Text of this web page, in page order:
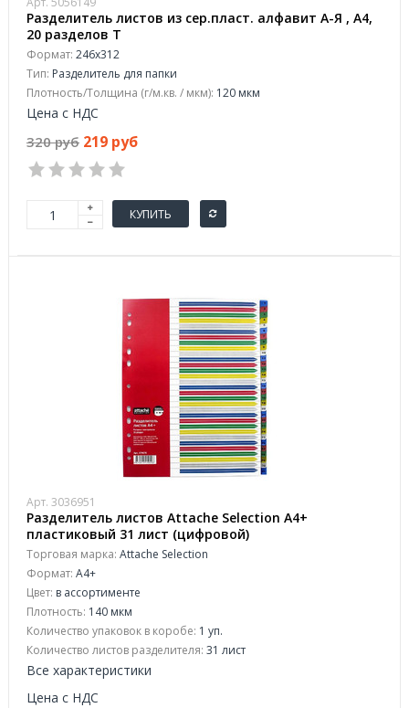
Разделитель листов из сер.пласт. алфавит А-Я , А4,
20 разделов Т
Формат: 246x312
Тип: Разделитель для папки
Плотность/Толщина (г/м.кв. / мкм): 120 мкм
Цена с НДС
320 руб 219 руб
КУПИТЬ
Арт. 3036951
Разделитель листов Attache Selection А4+
пластиковый 31 лист (цифровой)
Торговая марка: Attache Selection
Формат: A4+
Цвет: в ассортименте
Плотность: 140 мкм
Количество упаковок в коробе: 1 уп.
Количество листов разделителя: 31 лист
Все характеристики
Цена с НДС